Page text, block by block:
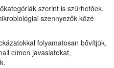
szerint is szűrhetőek,
szennyezők közé
folyamatosan bővítjük,
címen javaslatokat,